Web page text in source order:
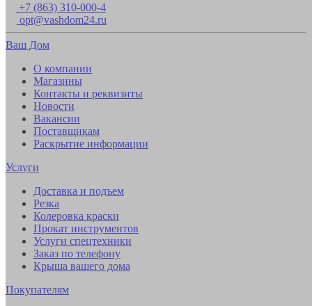
+7 (863) 310-000-4
opt@vashdom24.ru
Ваш Дом
О компании
Магазины
Контакты и реквизиты
Новости
Вакансии
Поставщикам
Раскрытие информации
Услуги
Доставка и подъем
Резка
Колеровка краски
Прокат инструментов
Услуги спецтехники
Заказ по телефону
Крыша вашего дома
Покупателям